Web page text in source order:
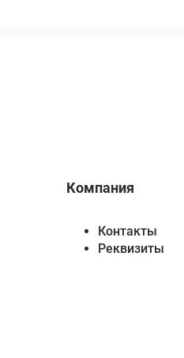
Компания
Контакты
Реквизиты